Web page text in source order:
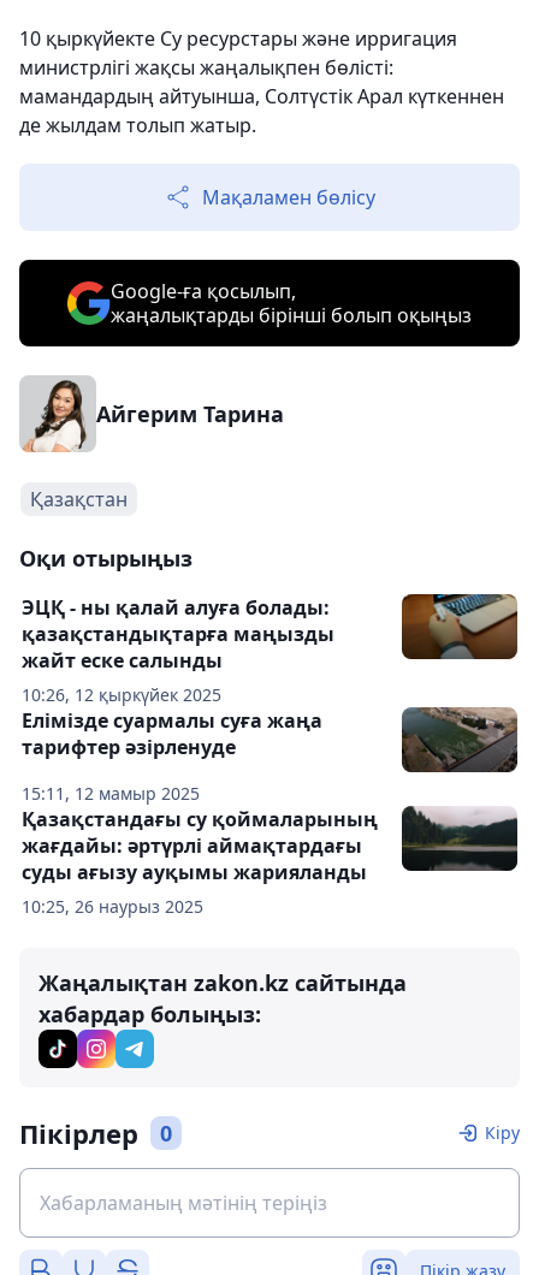
10 қыркүйекте Су ресурстары және ирригация
министрлігі жақсы жаңалықпен бөлісті:
мамандардың айтуынша, Солтүстік Арал күткеннен
де жылдам толып жатыр.
Мақаламен бөлісу
Google-ға қосылып,
жаңалықтарды бірінші болып оқыңыз
Айгерим Тарина
Қазақстан
Оқи отырыңыз
10:26, 12 қыркүйек 2025
ЭЦҚ - ны қалай алуға болады:
қазақстандықтарға маңызды
жайт еске салынды
15:11, 12 мамыр 2025
Елімізде суармалы суға жаңа
тарифтер әзірленуде
10:25, 26 наурыз 2025
Қазақстандағы су қоймаларының
жағдайы: әртүрлі аймақтардағы
суды ағызу ауқымы жарияланды
Жаңалықтан zakon.kz сайтында
хабардар болыңыз:
Пікірлер 0 Кіру